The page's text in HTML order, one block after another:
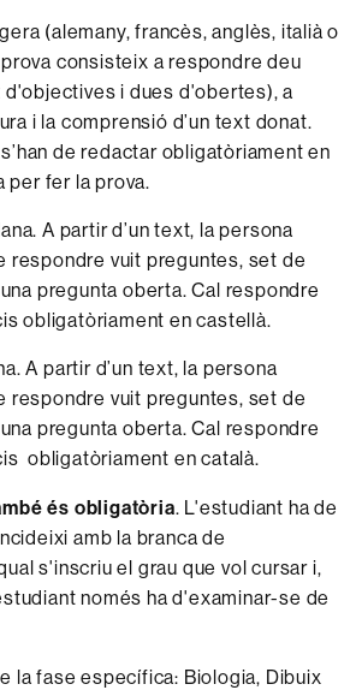
(alemany, francès, anglès, italià o
consisteix a respondre deu
i dues d'obertes), a
i la comprensió d’un text donat.
de redactar obligatòriament en
per fer la prova.
A partir d’un text, la persona
respondre vuit preguntes, set de
pregunta oberta. Cal respondre
obligatòriament en castellà.
A partir d’un text, la persona
respondre vuit preguntes, set de
pregunta oberta. Cal respondre
obligatòriament en català.
és obligatòria. L'estudiant ha de
amb la branca de
s'inscriu el grau que vol cursar i,
només ha d'examinar-se de
la fase específica: Biologia, Dibuix